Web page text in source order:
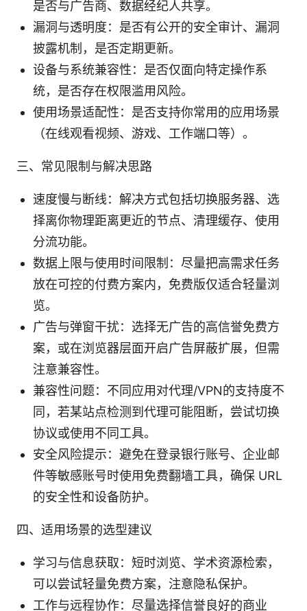
是否与广告商、数据经纪人共享。
漏洞与透明度：是否有公开的安全审计、漏洞
披露机制，是否定期更新。
设备与系统兼容性：是否仅面向特定操作系
统，是否存在权限滥用风险。
使用场景适配性：是否支持你常用的应用场景
（在线观看视频、游戏、工作端口等）。
三、常见限制与解决思路
速度慢与断线：解决方式包括切换服务器、选
择离你物理距离更近的节点、清理缓存、使用
分流功能。
数据上限与使用时间限制：尽量把高需求任务
放在可控的付费方案内，免费版仅适合轻量浏
览。
广告与弹窗干扰：选择无广告的高信誉免费方
案，或在浏览器层面开启广告屏蔽扩展，但需
注意兼容性。
兼容性问题：不同应用对代理/VPN的支持度不
同，若某站点检测到代理可能阻断，尝试切换
协议或使用不同工具。
安全风险提示：避免在登录银行账号、企业邮
件等敏感账号时使用免费翻墙工具，确保 URL
的安全性和设备防护。
四、适用场景的选型建议
学习与信息获取：短时浏览、学术资源检索，
可以尝试轻量免费方案，注意隐私保护。
工作与远程协作：尽量选择信誉良好的商业